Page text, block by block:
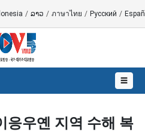
/ ລາວ / ภาษาไทย / Русский /
☰
응우옌 지역 수해 복